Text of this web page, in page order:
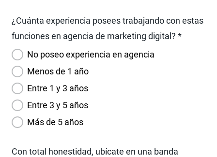
¿Cuánta experiencia posees trabajando con estas
funciones en agencia de marketing digital? *
No poseo experiencia en agencia
Menos de 1 año
Entre 1 y 3 años
Entre 3 y 5 años
Más de 5 años
Con total honestidad, ubícate en una banda